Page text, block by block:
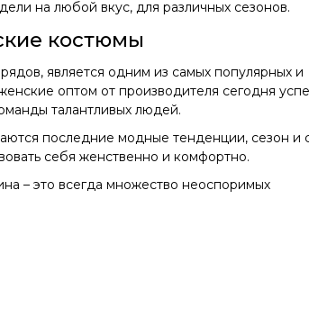
на любой вкус, для различных сезонов.
костюмы
является одним из самых популярных и
оптом от производителя сегодня
талантливых людей.
последние модные тенденции, сезон и
себя женственно и комфортно.
– это всегда множество неоспоримых